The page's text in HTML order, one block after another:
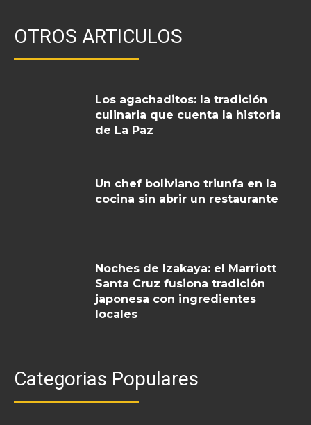
OTROS ARTICULOS
Los agachaditos: la tradición
culinaria que cuenta la historia
de La Paz
Un chef boliviano triunfa en la
cocina sin abrir un restaurante
Noches de Izakaya: el Marriott
Santa Cruz fusiona tradición
japonesa con ingredientes
locales
Categorias Populares